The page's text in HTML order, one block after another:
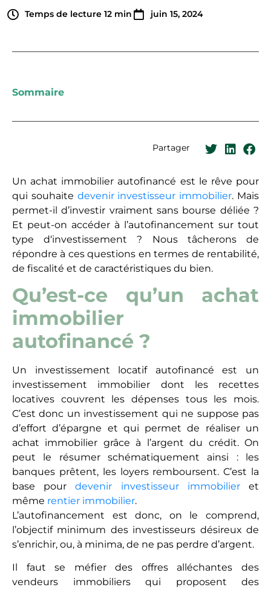
Temps de lecture 12 min juin 15, 2024
Sommaire
Partager
Un achat immobilier autofinancé est le rêve pour
qui souhaite devenir investisseur immobilier. Mais
permet-il d’investir vraiment sans bourse déliée ?
Et peut-on accéder à l’autofinancement sur tout
type d‘investissement ? Nous tâcherons de
répondre à ces questions en termes de rentabilité,
de fiscalité et de caractéristiques du bien.
Qu’est-ce qu’un achat
immobilier
autofinancé ?
Un investissement locatif autofinancé est un
investissement immobilier dont les recettes
locatives couvrent les dépenses tous les mois.
C’est donc un investissement qui ne suppose pas
d’effort d’épargne et qui permet de réaliser un
achat immobilier grâce à l’argent du crédit. On
peut le résumer schématiquement ainsi : les
banques prêtent, les loyers remboursent. C’est la
base pourdevenir investisseur immobilieret
même rentier immobilier.
L’autofinancement est donc, on le comprend,
l’objectif minimum des investisseurs désireux de
s’enrichir, ou, à minima, de ne pas perdre d’argent.
Il faut se méfier des offres alléchantes des
vendeurs immobiliers qui proposent des